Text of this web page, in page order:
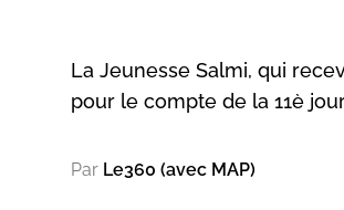
La Jeunesse Salmi, qui
pour le compte de la 11è
Par Le360 (avec MAP)